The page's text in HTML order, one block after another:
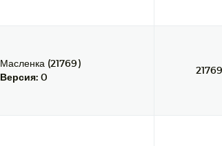
Масленка (21769)
Версия: 0
21769